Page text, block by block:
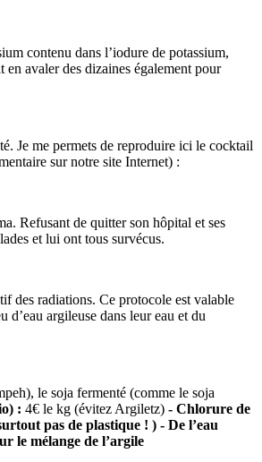
contenu dans l’iodure de potassium,
avaler des dizaines également pour
Je me permets de reproduire ici le cocktail
sur notre site Internet) :
Refusant de quitter son hôpital et ses
et lui ont tous survécus.
des radiations. Ce protocole est valable
argileuse dans leur eau et du
le soja fermenté (comme le soja
: 4€ le kg (évitez Argiletz) - Chlorure de
pas de plastique ! ) - De l’eau
le mélange de l’argile